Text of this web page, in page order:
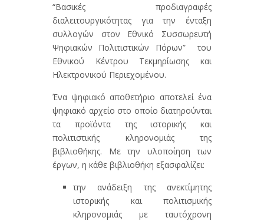
“Βασικές προδιαγραφές
διαλειτουργικότητας για την ένταξη
συλλογών στον Εθνικό Συσσωρευτή
Ψηφιακών Πολιτιστικών Πόρων” του
Εθνικού Κέντρου Τεκμηρίωσης και
Ηλεκτρονικού Περιεχομένου.
Ένα ψηφιακό αποθετήριο αποτελεί ένα
ψηφιακό αρχείο στο οποίο διατηρούνται
τα προϊόντα της ιστορικής και
πολιτιστικής κληρονομιάς της
βιβλιοθήκης. Με την υλοποίηση των
έργων, η κάθε βιβλιοθήκη εξασφαλίζει:
την ανάδειξη της ανεκτίμητης
ιστορικής και πολιτισμικής
κληρονομιάς με ταυτόχρονη